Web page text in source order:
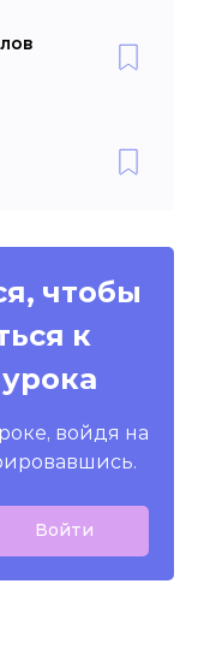
чтобы
к
войдя на
Войти